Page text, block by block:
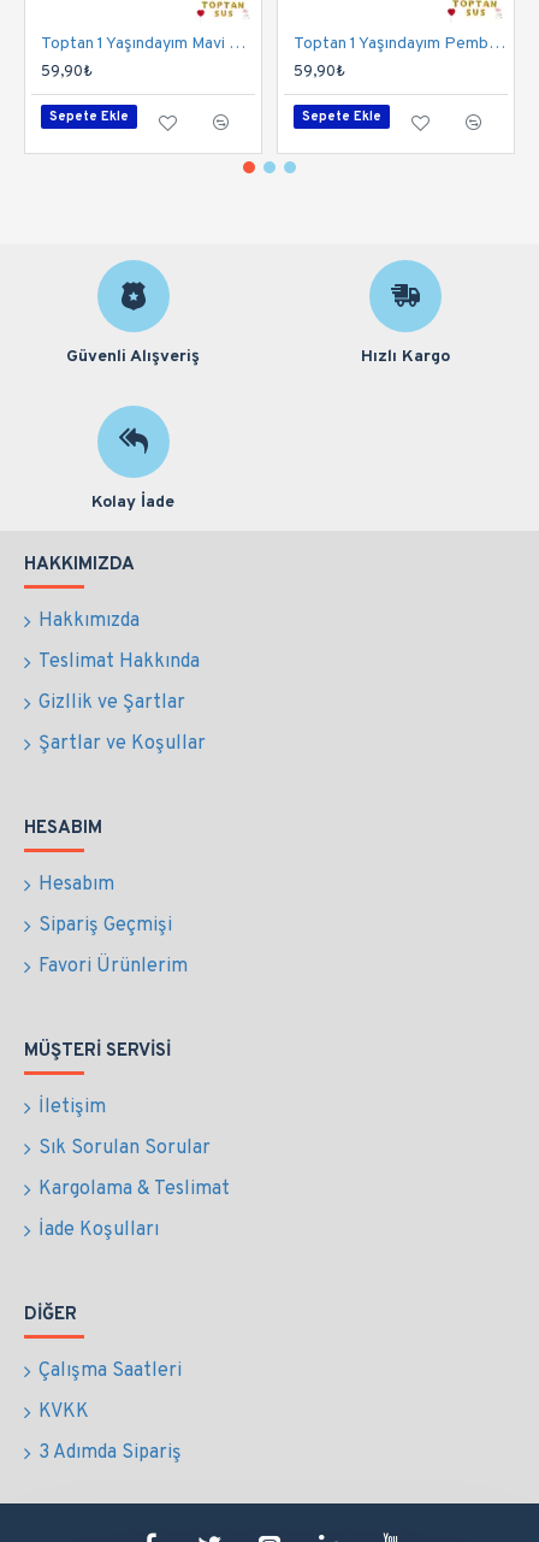
Toptan 1 Yaşındayım Mavi Masa Örtüsü 120x180 Cm
59,90₺
Sepete Ekle
Toptan 1 Yaşındayım Pembe Masa Örtüsü 120x180 Cm
59,90₺
Sepete Ekle
Güvenli Alışveriş Hızlı Kargo
Kolay İade
HAKKIMIZDA
Hakkımızda
Teslimat Hakkında
Gizllik ve Şartlar
Şartlar ve Koşullar
HESABIM
Hesabım
Sipariş Geçmişi
Favori Ürünlerim
MÜŞTERI SERVISI
İletişim
Sık Sorulan Sorular
Kargolama & Teslimat
İade Koşulları
DIĞER
Çalışma Saatleri
KVKK
3 Adımda Sipariş